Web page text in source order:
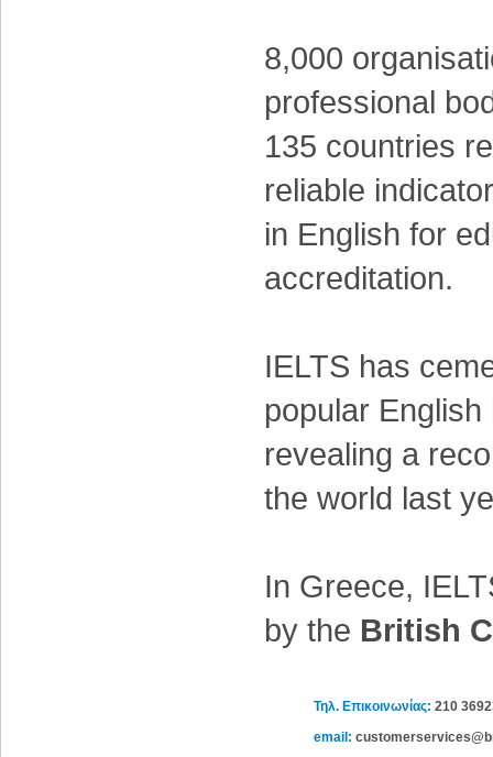
8,000
professional
135 countries
reliable
in English for
accreditation.
IELTS has
popular
revealing a
the world last
In Greece,
by the British
Τηλ. Επικοινωνίας: 210
email: